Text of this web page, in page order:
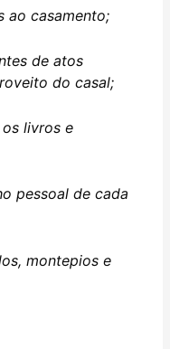
ao casamento;
de atos
do casal;
os livros e
pessoal de cada
montepios e